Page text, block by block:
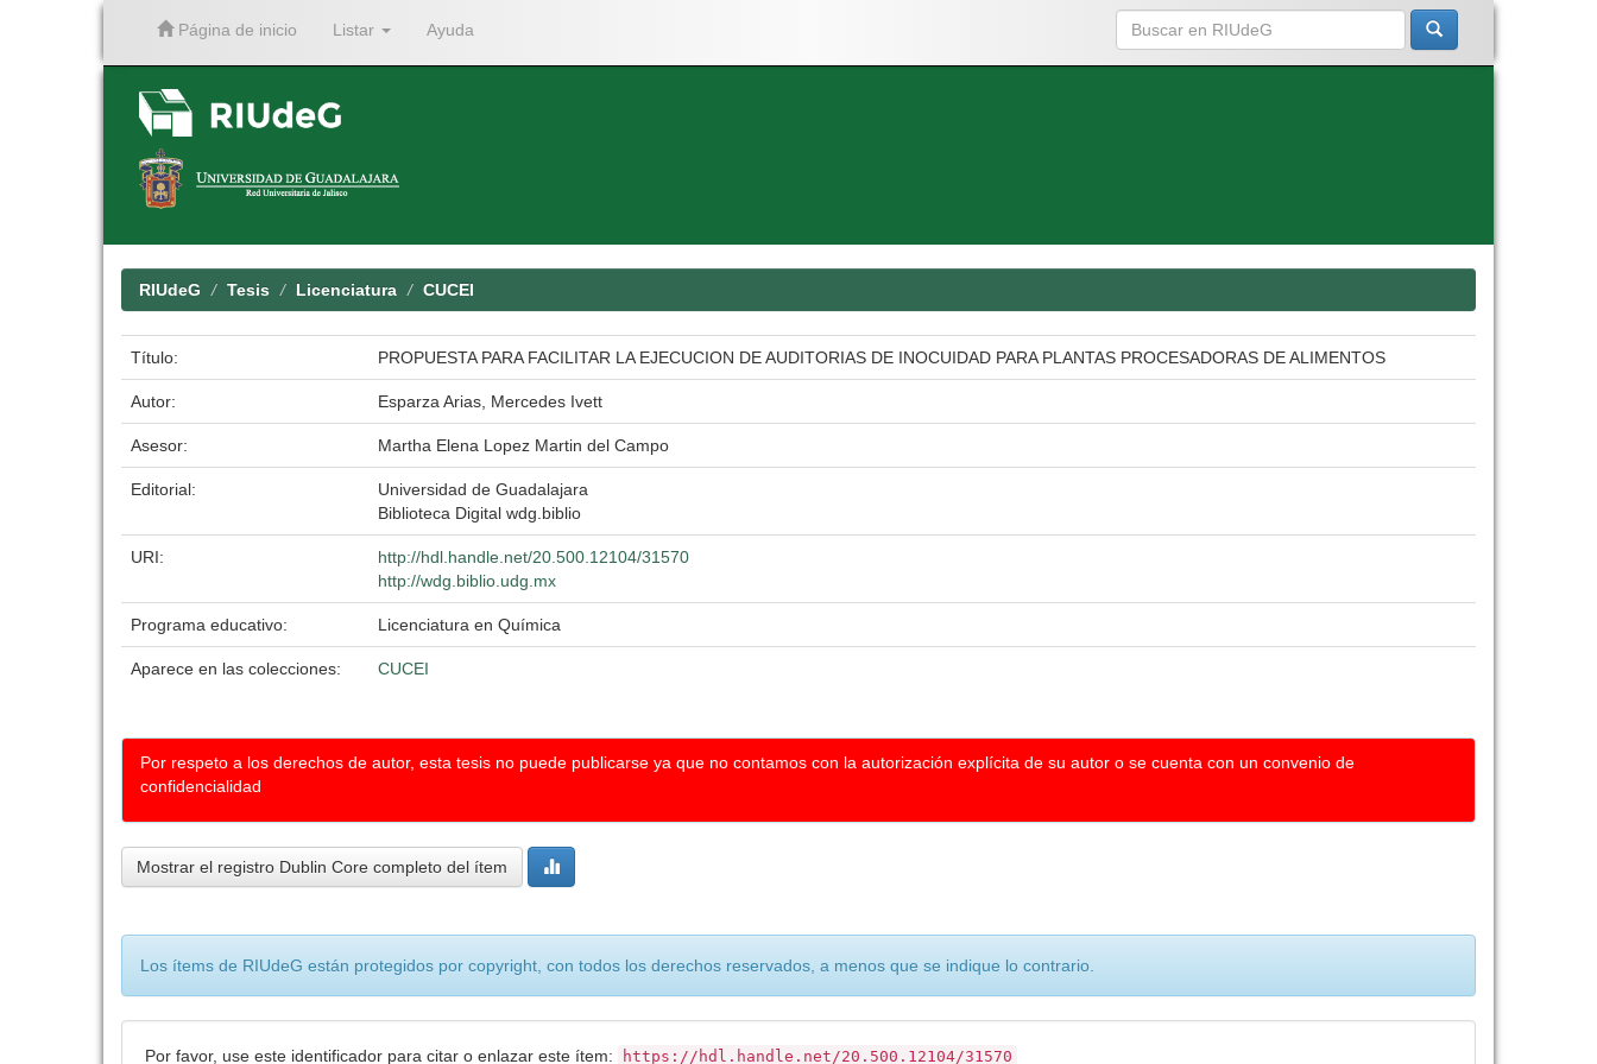
Página de inicio Listar Ayuda
RIUdeG Tesis Licenciatura CUCEI
Título: PROPUESTA PARA FACILITAR LA EJECUCION DE AUDITORIAS DE INOCUIDAD PARA PLANTAS PROCESADORAS DE ALIMENTOS
Autor: Esparza Arias, Mercedes Ivett
Asesor: Martha Elena Lopez Martin del Campo
Editorial:
Universidad de Guadalajara
Biblioteca Digital wdg.biblio
URI:
http://hdl.handle.net/20.500.12104/31570
http://wdg.biblio.udg.mx
Programa educativo: Licenciatura en Química
Aparece en las colecciones: CUCEI
Por respeto a los derechos de autor, esta tesis no puede publicarse ya que no contamos con la autorización explícita de su autor o se cuenta con un convenio de
confidencialidad
Mostrar el registro Dublin Core completo del ítem
Los ítems de RIUdeG están protegidos por copyright, con todos los derechos reservados, a menos que se indique lo contrario.
Por favor, use este identificador para citar o enlazar este ítem: https://hdl.handle.net/20.500.12104/31570